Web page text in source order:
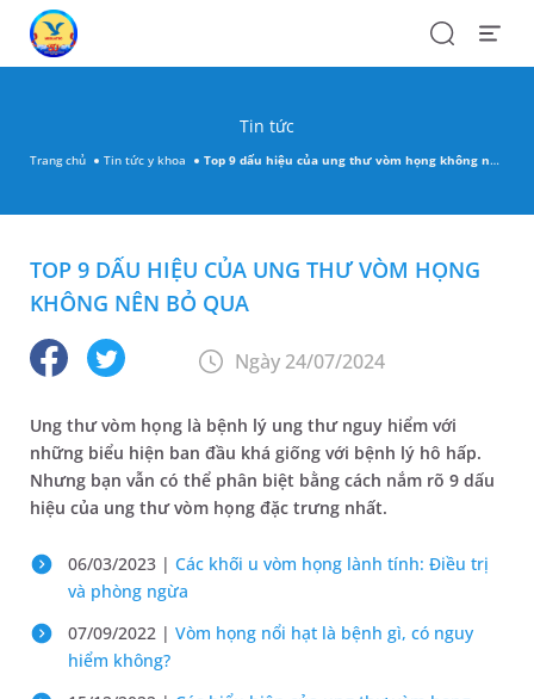
SearchOpen
Tin tức
Trang chủ Tin tức y khoa Top 9 dấu hiệu của ung thư vòm họng không nên bỏ qua
TOP 9 DẤU HIỆU CỦA UNG THƯ VÒM HỌNG
KHÔNG NÊN BỎ QUA
Ngày 24/07/2024
Ung thư vòm họng là bệnh lý ung thư nguy hiểm với
những biểu hiện ban đầu khá giống với bệnh lý hô hấp.
Nhưng bạn vẫn có thể phân biệt bằng cách nắm rõ 9 dấu
hiệu của ung thư vòm họng đặc trưng nhất.
06/03/2023 | Các khối u vòm họng lành tính: Điều trị
và phòng ngừa
07/09/2022 | Vòm họng nổi hạt là bệnh gì, có nguy
hiểm không?